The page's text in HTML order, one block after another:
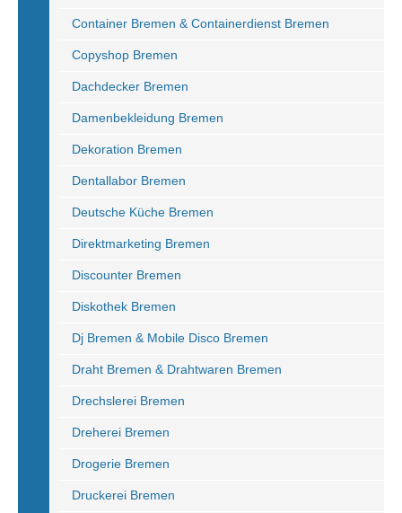
Container Bremen & Containerdienst Bremen
Copyshop Bremen
Dachdecker Bremen
Damenbekleidung Bremen
Dekoration Bremen
Dentallabor Bremen
Deutsche Küche Bremen
Direktmarketing Bremen
Discounter Bremen
Diskothek Bremen
Dj Bremen & Mobile Disco Bremen
Draht Bremen & Drahtwaren Bremen
Drechslerei Bremen
Dreherei Bremen
Drogerie Bremen
Druckerei Bremen